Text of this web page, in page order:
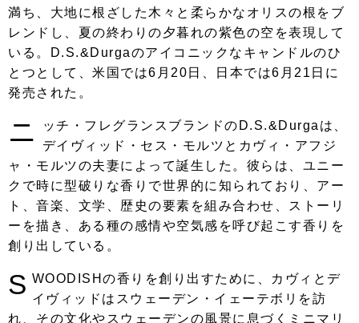
満ち、大地に根ざした木々と柔らかなオリスの根をブ
レンドし、夏の終わりの夕暮れの紫色の空を表現して
いる。D.S.&Durgaのアイコニックなキャンドルのひ
とつとして、米国では6月20日、日本では6月21日に
発売された。
ニ
ッチ・フレグランスブランドのD.S.&Durgaは、
デイヴィッド・セス・モルツとカヴィ・アフジ
ャ・モルツの夫妻によって誕生した。彼らは、ユニー
クで時に型破りな香りで世界的に知られており、アー
ト、音楽、文学、歴史の要素を組み合わせ、ストーリ
ーを描き、ある種の感情や空気感を呼び起こす香りを
創り出している。
S WOODISHの香りを創り出すために、カヴィとデ
イヴィッドはスウェーデン・イェーテボリを訪
れ、その文化やスウェーデンの風景に息づくミニマリ